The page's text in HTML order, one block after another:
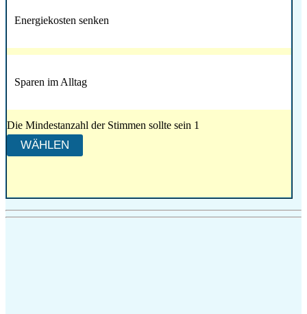
Energiekosten senken
Sparen im Alltag
Die Mindestanzahl der Stimmen sollte sein 1